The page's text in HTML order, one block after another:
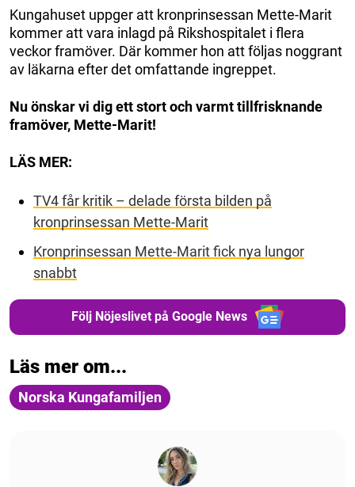
Kungahuset uppger att kronprinsessan Mette-Marit
kommer att vara inlagd på Rikshospitalet i flera
veckor framöver. Där kommer hon att följas noggrant
av läkarna efter det omfattande ingreppet.
Nu önskar vi dig ett stort och varmt tillfrisknande
framöver, Mette-Marit!
LÄS MER:
TV4 får kritik – delade första bilden på
kronprinsessan Mette-Marit
Kronprinsessan Mette-Marit fick nya lungor
snabbt
Följ Nöjeslivet på Google News
Läs mer om...
Norska Kungafamiljen